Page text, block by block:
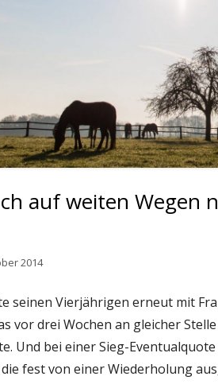
auf weiten Wegen
2014
seinen Vierjährigen erneut mit
vor drei Wochen an gleicher
Und bei einer Sieg-Eventualquote
fest von einer Wiederholung